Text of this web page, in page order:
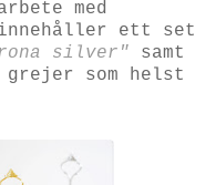
med
ett set
silver" samt
som helst